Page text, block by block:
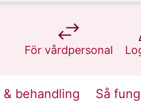
För vårdpersonal
på 1177.se
på
behandling Så